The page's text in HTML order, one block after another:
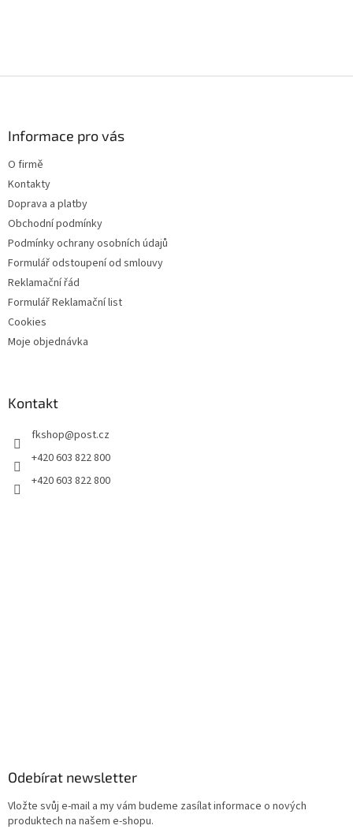
k
Informace pro vás
O firmě
Kontakty
Doprava a platby
Obchodní podmínky
Podmínky ochrany osobních údajů
Formulář odstoupení od smlouvy
Reklamační řád
Formulář Reklamační list
Cookies
Moje objednávka
Kontakt
fkshop@post.cz
+420 603 822 800
+420 603 822 800
Odebírat newsletter
Vložte svůj e-mail a my vám budeme zasílat informace o nových
produktech na našem e-shopu.